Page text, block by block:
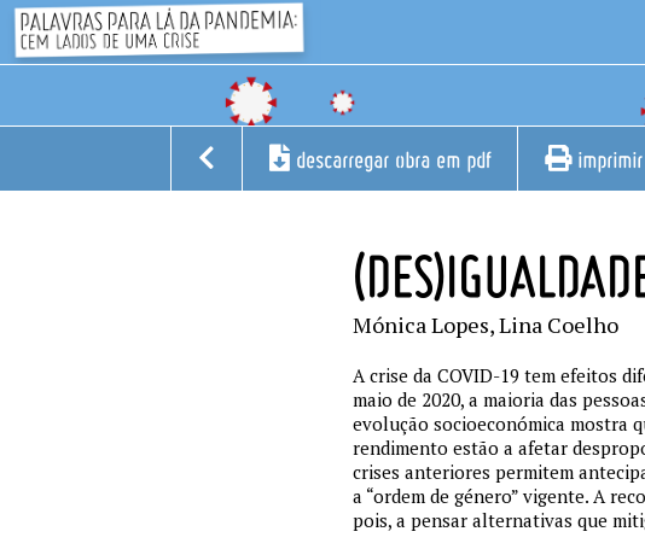
descarregar obra em pdf
Mónica Lopes, Lina Coelho
A crise da COVID-19 tem efeitos
maio de 2020, a maioria das
evolução socioeconómica mostra
rendimento estão a afetar
crises anteriores permitem
a “ordem de género” vigente. A
pois, a pensar alternativas que